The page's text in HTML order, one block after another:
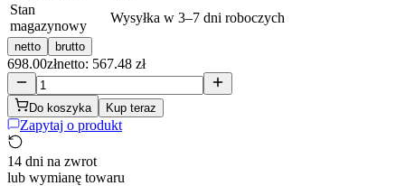
Stan
magazynowy
Wysyłka w 3–7 dni roboczych
netto brutto
698.00złnetto: 567.48 zł
Do koszyka Kup teraz
Zapytaj o produkt
14 dni na zwrot
lub wymianę towaru